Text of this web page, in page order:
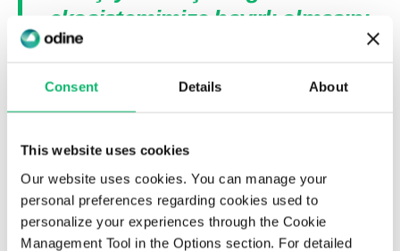
Consent Details About
This website uses cookies
Our website uses cookies. You can manage your
personal preferences regarding cookies used to
personalize your experiences through the Cookie
Management Tool in the Options section. For detailed
ekosistemimize hayırlı olmasını
diliyorum.”
de önemli katkılar sağlayacak. Ar-Ge’den burs
hem sektörün geleceği şekillenecek hem de genç
mühendisler teknoloji dünyasında güçlü bir başlangıç
yapma fırsatı elde edecek.